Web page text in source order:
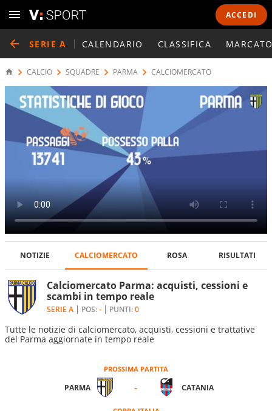
ACCEDI
SERIE A CALENDARIO CLASSIFICA
CALCIO SQUADRE PARMA CALCIOMERCATO
Calciomercato Parma: acquisti, cessioni e
scambi in tempo reale
Tutte le notizie di calciomercato, acquisti, cessioni e trattative
del Parma aggiornate in tempo reale
SERIE A POS:- PUNTI:0
NOTIZIE CALCIOMERCATO ROSA RISULTATI
PROSSIMA PARTITA
PARMA - CATANIA